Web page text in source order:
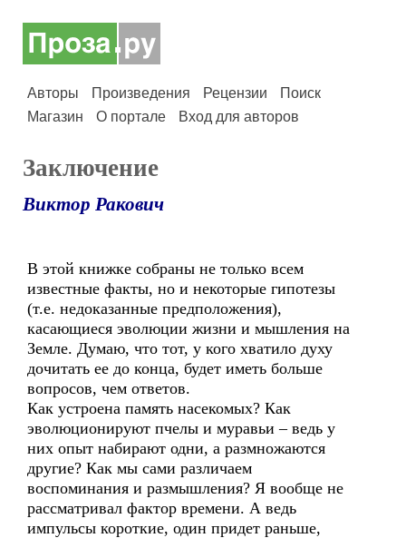
Авторы Произведения Рецензии
Поиск
Магазин
О портале Вход для авторов
Заключение
Виктор Ракович
В этой книжке собраны не только всем
известные факты, но и некоторые гипотезы
(т.е. недоказанные предположения),
касающиеся эволюции жизни и мышления на
Земле. Думаю, что тот, у кого хватило духу
дочитать ее до конца, будет иметь больше
вопросов, чем ответов.
Как устроена память насекомых? Как
эволюционируют пчелы и муравьи – ведь у
них опыт набирают одни, а размножаются
другие? Как мы сами различаем
воспоминания и размышления? Я вообще не
рассматривал фактор времени. А ведь
импульсы короткие, один придет раньше,